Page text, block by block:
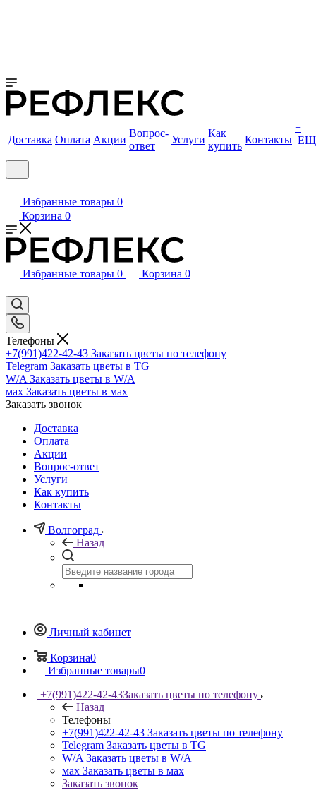
Доставка Оплата Акции
Вопрос-
ответ
Услуги
Как
купить
Контакты
+
Избранные товары 0
Корзина 0
Избранные товары 0 Корзина 0
Телефоны
+7(991)422-42-43 Заказать цветы по телефону
Telegram Заказать цветы в TG
W/A Заказать цветы в W/A
мах Заказать цветы в мах
Заказать звонок
Доставка
Оплата
Акции
Вопрос-ответ
Услуги
Как купить
Контакты
Волгоград
Назад
Личный кабинет
Корзина0
Избранные товары0
+7(991)422-42-43Заказать цветы по телефону
Назад
Телефоны
+7(991)422-42-43 Заказать цветы по телефону
Telegram Заказать цветы в TG
W/A Заказать цветы в W/A
мах Заказать цветы в мах
Заказать звонок